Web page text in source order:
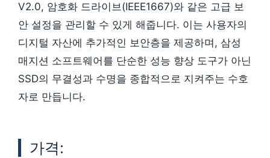
V2.0, 암호화 드라이브(IEEE1667)와 같은 고급 보
안 설정을 관리할 수 있게 해줍니다. 이는 사용자의
디지털 자산에 추가적인 보안층을 제공하며, 삼성
매지션 소프트웨어를 단순한 성능 향상 도구가 아닌
SSD의 무결성과 수명을 종합적으로 지켜주는 수호
자로 만듭니다.
가격: